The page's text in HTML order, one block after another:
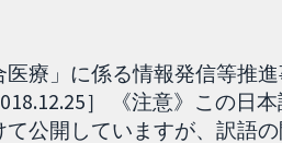
療」に係る情報発信等推進
］ 《注意》この日
公開していますが、訳語